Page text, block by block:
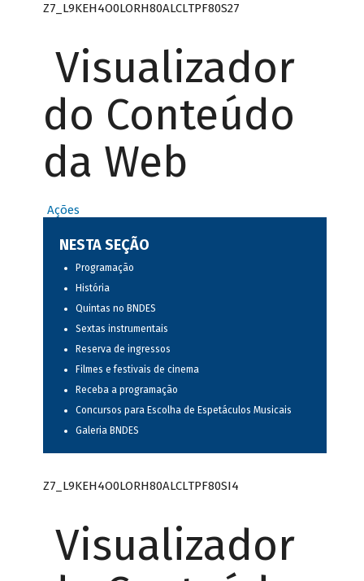
Z7_L9KEH4O0LORH80ALCLTPF80S27
Visualizador
do Conteúdo
da Web
Ações
NESTA SEÇÃO
Programação
História
Quintas no BNDES
Sextas instrumentais
Reserva de ingressos
Filmes e festivais de cinema
Receba a programação
Concursos para Escolha de Espetáculos Musicais
Galeria BNDES
Z7_L9KEH4O0LORH80ALCLTPF80SI4
Visualizador